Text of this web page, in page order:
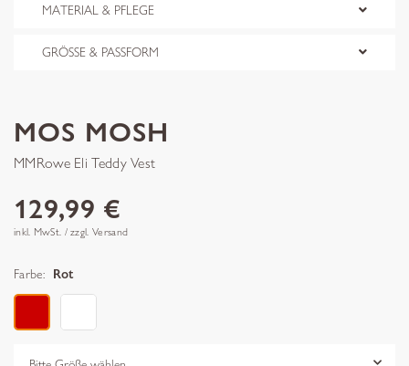
MATERIAL & PFLEGE
GRÖSSE & PASSFORM
MOS MOSH
MMRowe Eli Teddy Vest
129,99 €
inkl. MwSt. / zzgl. Versand
Farbe: Rot